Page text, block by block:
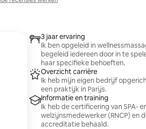
3 jaar ervaring
Ik ben opgeleid in
begeleid iedereen door in te
haar specifieke behoeften.
Overzicht carrière
Ik heb mijn eigen bedrijf
een praktijk in Parijs.
Informatie en training
Ik heb de certificering van SPA-
welzijnsmedewerker (RNCP) en
accreditatie behaald.